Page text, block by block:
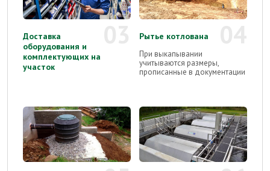
Доставка
оборудования и
комплектующих на
участок
Рытье котлована
При выкапывании
учитываются размеры,
прописанные в документации